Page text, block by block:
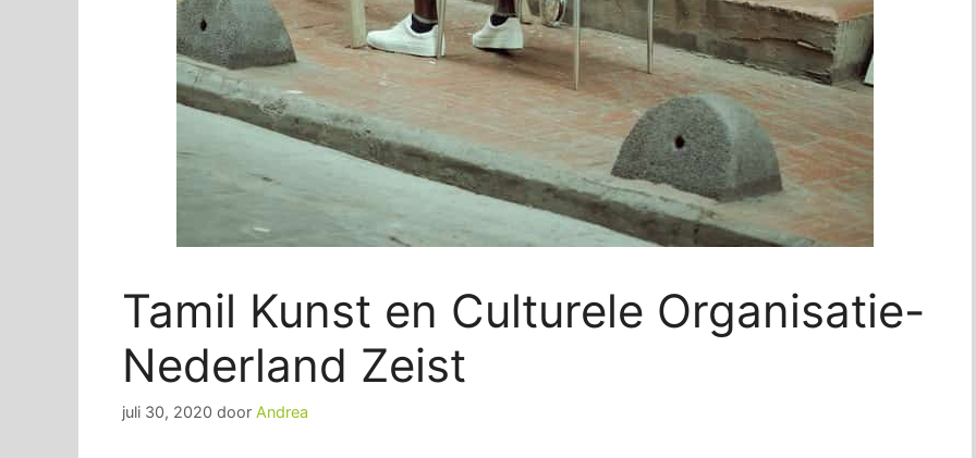
Tamil Kunst en Culturele Organisatie-
Nederland Zeist
juli 30, 2020 door Andrea